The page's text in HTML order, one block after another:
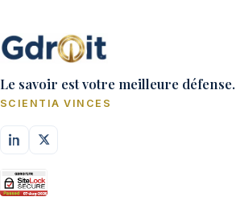
Le savoir est votre meilleure défense.
SCIENTIA VINCES